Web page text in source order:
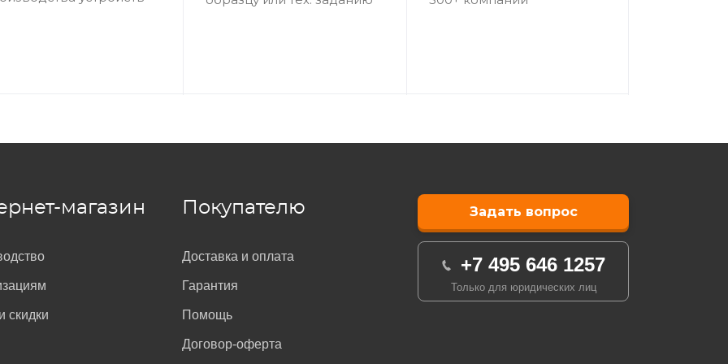
оснащаются лотками для SIM-карты, внутри которого указывается IMEI-номер для данного
Xperia в поле «Введите номер» и нажмите кнопку «Показать информацию» —
об актуальности обновлений.
магазин
скидки
Покупателю
Доставка и оплата
Гарантия
Помощь
Договор-оферта
Задать вопрос
+7 495 646 1257
Только для юридических лиц